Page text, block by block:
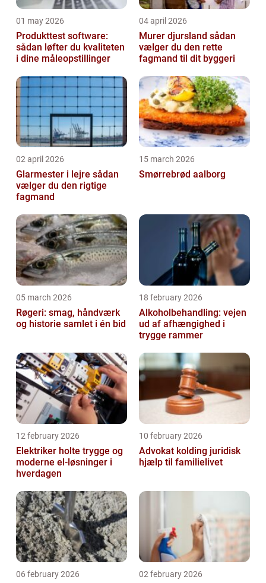
01 may 2026
Produkttest software:
sådan løfter du kvaliteten
i dine måleopstillinger
04 april 2026
Murer djursland sådan
vælger du den rette
fagmand til dit byggeri
02 april 2026
Glarmester i lejre sådan
vælger du den rigtige
fagmand
15 march 2026
Smørrebrød aalborg
05 march 2026
Røgeri: smag, håndværk
og historie samlet i én bid
18 february 2026
Alkoholbehandling: vejen
ud af afhængighed i
trygge rammer
12 february 2026
Elektriker holte trygge og
moderne el-løsninger i
hverdagen
10 february 2026
Advokat kolding juridisk
hjælp til familielivet
06 february 2026 02 february 2026